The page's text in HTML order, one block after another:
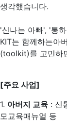
생각했습니다.
'신나는 아빠', '통
KIT는 함께하는아
(toolkit)를 고민하
[주요 사업]
1. 아버지 교육 : 신
모교육매뉴얼 등